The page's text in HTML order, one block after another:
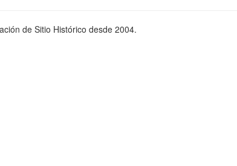
de Sitio Histórico desde 2004.